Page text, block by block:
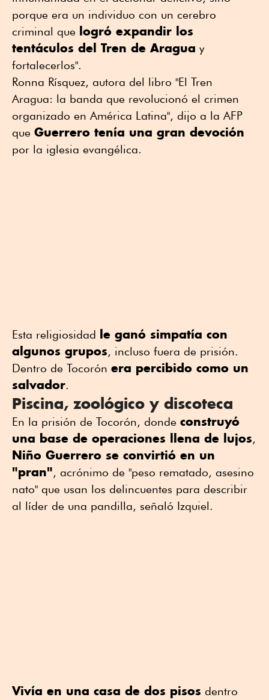
porque era un individuo con un cerebro
criminal que logró expandir los
tentáculos del Tren de Aragua y
fortalecerlos".
Ronna Rísquez, autora del libro "El Tren
Aragua: la banda que revolucionó el crimen
organizado en América Latina", dijo a la AFP
que Guerrero tenía una gran devoción
por la iglesia evangélica.
Esta religiosidad le ganó simpatía con
algunos grupos, incluso fuera de prisión.
Dentro de Tocorón era percibido como un
salvador.
Piscina, zoológico y discoteca
En la prisión de Tocorón, donde construyó
una base de operaciones llena de lujos,
Niño Guerrero se convirtió en un
"pran", acrónimo de "peso rematado, asesino
nato" que usan los delincuentes para describir
al líder de una pandilla, señaló Izquiel.
Vivía en una casa de dos pisos dentro